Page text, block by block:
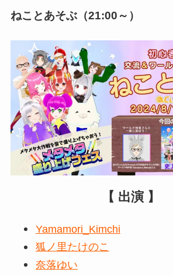
ねことあそぶ（21:00～）
【 出演 】
Yamamori_Kimchi
狐ノ里たけのこ
奈落ゆい